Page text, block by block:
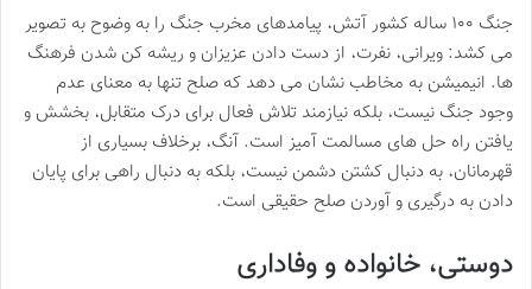
جنگ ۱۰۰ ساله کشور آتش، پیامدهای مخرب جنگ را به وضوح به تصویر
می کشد: ویرانی، نفرت، از دست دادن عزیزان و ریشه کن شدن فرهنگ
ها. انیمیشن به مخاطب نشان می دهد که صلح تنها به معنای عدم
وجود جنگ نیست، بلکه نیازمند تلاش فعال برای درک متقابل، بخشش و
یافتن راه حل های مسالمت آمیز است. آنگ، برخلاف بسیاری از
قهرمانان، به دنبال کشتن دشمن نیست، بلکه به دنبال راهی برای پایان
دادن به درگیری و آوردن صلح حقیقی است.
دوستی، خانواده و وفاداری